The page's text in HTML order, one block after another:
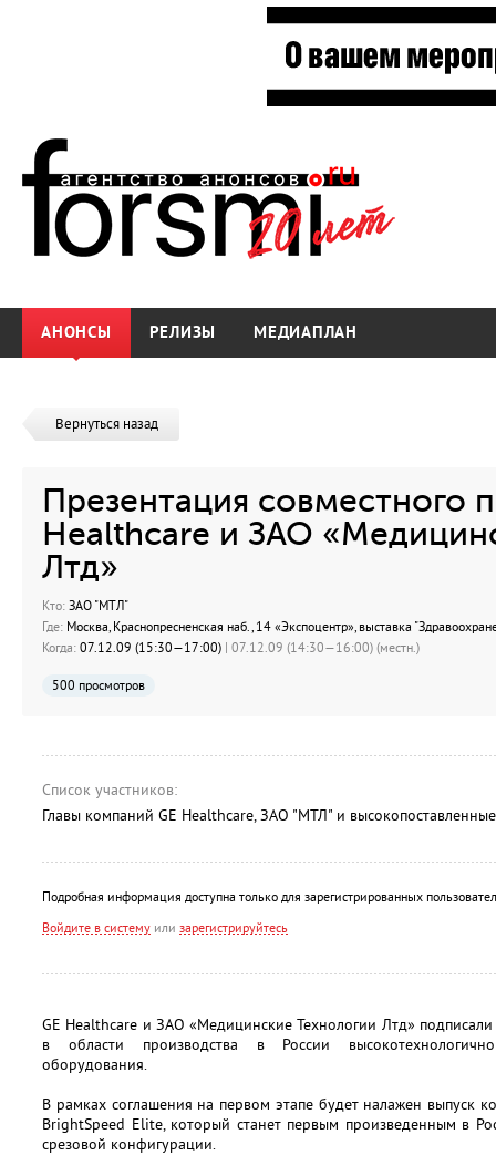
АНОНСЫ РЕЛИЗЫ МЕДИАПЛАН
Вернуться назад
Презентация совместного
Healthcare и ЗАО
Лтд»
Кто: ЗАО "МТЛ"
Где: Москва, Краснопресненская наб., 14 «Экспоцентр», выставка
Когда: 07.12.09 (15:30—17:00) | 07.12.09 (14:30—16:00) (местн.)
500 просмотров
Список участников:
Главы компаний GE Healthcare, ЗАО "МТЛ" и
Подробная информация доступна только для зарегистрированных
Войдите в систему или зарегистрируйтесь
GE Healthcare и ЗАО «Медицинские Технологии Лтд» подписали
в области производства в России
оборудования.
В рамках соглашения на первом этапе будет налажен выпуск
BrightSpeed Elite, который станет первым произведенным в
срезовой конфигурации.